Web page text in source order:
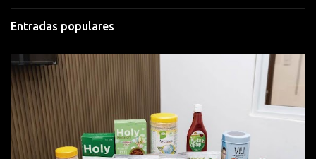
Entradas populares